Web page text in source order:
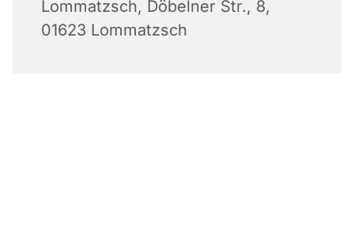
Lommatzsch, Döbelner Str., 8,
01623 Lommatzsch